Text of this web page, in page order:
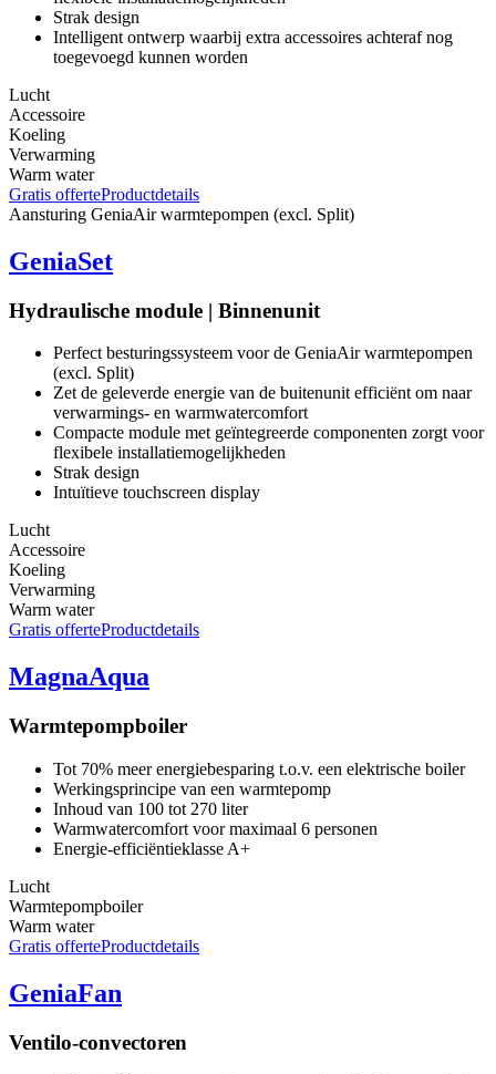
Strak design
Intelligent ontwerp waarbij extra accessoires achteraf nog
toegevoegd kunnen worden
Lucht
Accessoire
Koeling
Verwarming
Warm water
Gratis offerteProductdetails
Aansturing GeniaAir warmtepompen (excl. Split)
GeniaSet
Hydraulische module | Binnenunit
Perfect besturingssysteem voor de GeniaAir warmtepompen
(excl. Split)
Zet de geleverde energie van de buitenunit efficiënt om naar
verwarmings- en warmwatercomfort
Compacte module met geïntegreerde componenten zorgt voor
flexibele installatiemogelijkheden
Strak design
Intuïtieve touchscreen display
Lucht
Accessoire
Koeling
Verwarming
Warm water
Gratis offerteProductdetails
MagnaAqua
Warmtepompboiler
Tot 70% meer energiebesparing t.o.v. een elektrische boiler
Werkingsprincipe van een warmtepomp
Inhoud van 100 tot 270 liter
Warmwatercomfort voor maximaal 6 personen
Energie-efficiëntieklasse A+
Lucht
Warmtepompboiler
Warm water
Gratis offerteProductdetails
GeniaFan
Ventilo-convectoren